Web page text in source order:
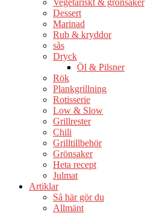
Vegetariskt & grönsaker
Dessert
Marinad
Rub & kryddor
sås
Dryck
Öl & Pilsner
Rök
Plankgrillning
Rotisserie
Low & Slow
Grillrester
Chili
Grilltillbehör
Grönsaker
Heta recept
Julmat
Artiklar
Så här gör du
Allmänt